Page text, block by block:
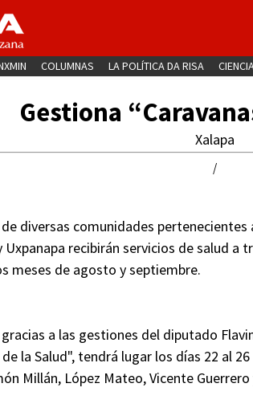
COLUMNAS LA POLÍTICA DA RISA
Gestiona
Xalapa
/
diversas comunidades
recibirán servicios de salud a
meses de agosto y septiembre.
a las gestiones del diputado
la Salud", tendrá lugar los días 22 al
Millán, López Mateo, Vicente